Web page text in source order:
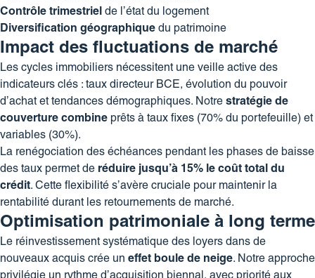
Contrôle trimestriel de l’état du logement
Diversification géographique du patrimoine
Impact des fluctuations de marché
Les cycles immobiliers nécessitent une veille active des
indicateurs clés : taux directeur BCE, évolution du pouvoir
d’achat et tendances démographiques. Notre stratégie de
couverture combine prêts à taux fixes (70% du portefeuille) et
variables (30%).
La renégociation des échéances pendant les phases de baisse
des taux permet de réduire jusqu’à 15% le coût total du
crédit. Cette flexibilité s’avère cruciale pour maintenir la
rentabilité durant les retournements de marché.
Optimisation patrimoniale à long terme
Le réinvestissement systématique des loyers dans de
nouveaux acquis crée un effet boule de neige. Notre approche